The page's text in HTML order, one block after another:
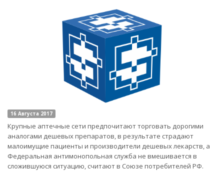
16 Августа 2017
Крупные аптечные сети предпочитают торговать дорогими
аналогами дешевых препаратов, в результате страдают
малоимущие пациенты и производители дешевых лекарств, а
Федеральная антимонопольная служба не вмешивается в
сложившуюся ситуацию, считают в Союзе потребителей РФ.